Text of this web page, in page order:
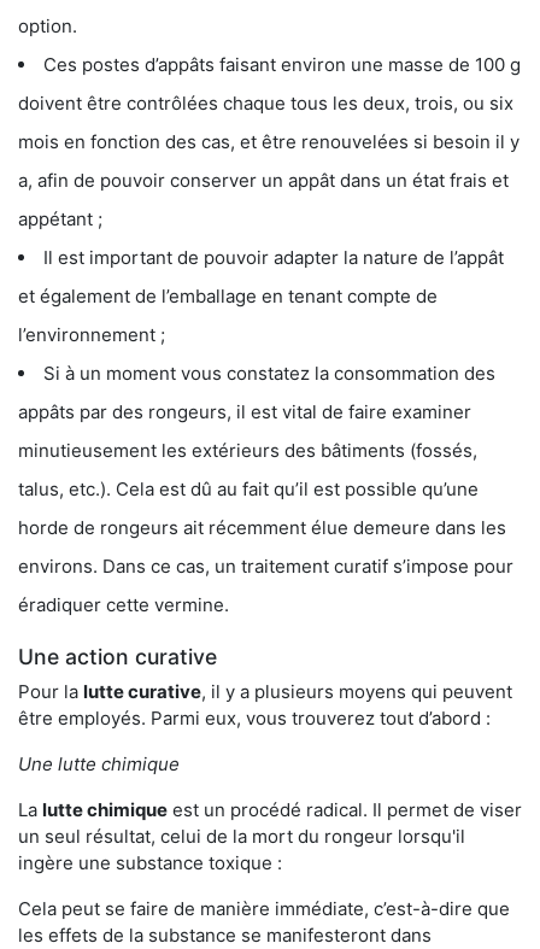
option.
Ces postes d’appâts faisant environ une masse de 100 g
doivent être contrôlées chaque tous les deux, trois, ou six
mois en fonction des cas, et être renouvelées si besoin il y
a, afin de pouvoir conserver un appât dans un état frais et
appétant ;
Il est important de pouvoir adapter la nature de l’appât
et également de l’emballage en tenant compte de
l’environnement ;
Si à un moment vous constatez la consommation des
appâts par des rongeurs, il est vital de faire examiner
minutieusement les extérieurs des bâtiments (fossés,
talus, etc.). Cela est dû au fait qu’il est possible qu’une
horde de rongeurs ait récemment élue demeure dans les
environs. Dans ce cas, un traitement curatif s’impose pour
éradiquer cette vermine.
Une action curative
Pour la lutte curative, il y a plusieurs moyens qui peuvent
être employés. Parmi eux, vous trouverez tout d’abord :
Une lutte chimique
La lutte chimique est un procédé radical. Il permet de viser
un seul résultat, celui de la mort du rongeur lorsqu'il
ingère une substance toxique :
Cela peut se faire de manière immédiate, c’est-à-dire que
les effets de la substance se manifesteront dans